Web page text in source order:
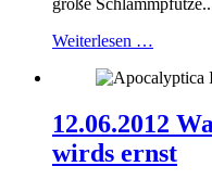
Weiterlesen …
12.06.2012
wirds ernst